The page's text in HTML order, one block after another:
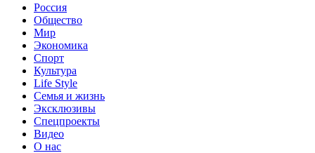
Россия
Общество
Мир
Экономика
Спорт
Культура
Life Style
Семья и жизнь
Эксклюзивы
Спецпроекты
Видео
О нас